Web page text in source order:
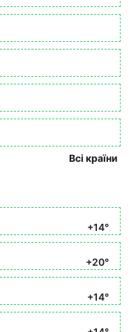
Всі країни
+14°
+20°
+14°